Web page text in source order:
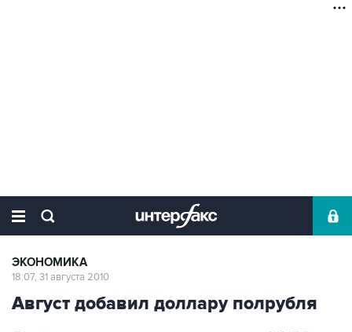
ЭКОНОМИКА
18:07, 31 августа 2010
Август добавил доллару полрубля